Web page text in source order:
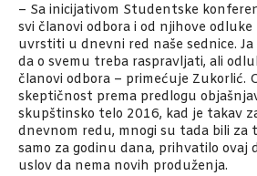
– Sa inicijativom Studentske
svi članovi odbora i od njihove odluke
uvrstiti u dnevni red naše sednice.
da o svemu treba raspravljati, ali
članovi odbora – primećuje Zukorlić.
skeptičnost prema predlogu
skupštinsko telo 2016, kad je takav
dnevnom redu, mnogi su tada bili za
samo za godinu dana, prihvatilo ovaj
uslov da nema novih produženja.